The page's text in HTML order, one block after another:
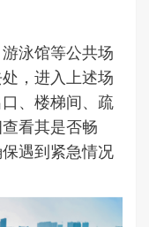
泳馆等公共场
，进入上述场
、楼梯间、疏
看其是否畅
遇到紧急情况